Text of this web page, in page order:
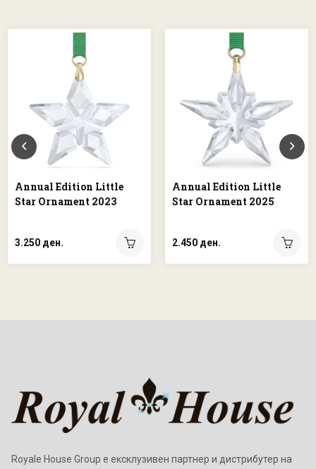
Annual Edition Little
Star Ornament 2023
3.250 ден.
Annual Edition Little
Star Ornament 2025
2.450 ден.
Royale House Group е ексклузивен партнер и дистрибутер на